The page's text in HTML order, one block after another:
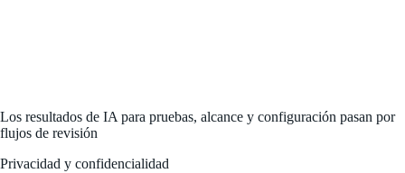
Los resultados de IA para pruebas, alcance y configuración pasan por
flujos de revisión
Privacidad y confidencialidad